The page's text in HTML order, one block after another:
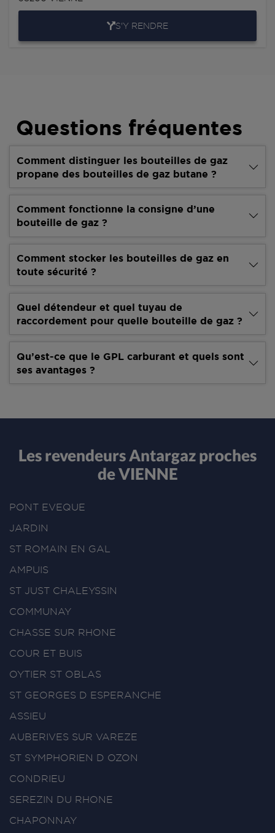
S'Y RENDRE
Questions fréquentes
Comment distinguer les bouteilles de gaz
propane des bouteilles de gaz butane ?
Comment fonctionne la consigne d’une
bouteille de gaz ?
Comment stocker les bouteilles de gaz en
toute sécurité ?
Quel détendeur et quel tuyau de
raccordement pour quelle bouteille de gaz ?
Qu’est-ce que le GPL carburant et quels sont
ses avantages ?
Les revendeurs Antargaz proches
de VIENNE
PONT EVEQUE
JARDIN
ST ROMAIN EN GAL
AMPUIS
ST JUST CHALEYSSIN
COMMUNAY
CHASSE SUR RHONE
COUR ET BUIS
OYTIER ST OBLAS
ST GEORGES D ESPERANCHE
ASSIEU
AUBERIVES SUR VAREZE
ST SYMPHORIEN D OZON
CONDRIEU
SEREZIN DU RHONE
CHAPONNAY